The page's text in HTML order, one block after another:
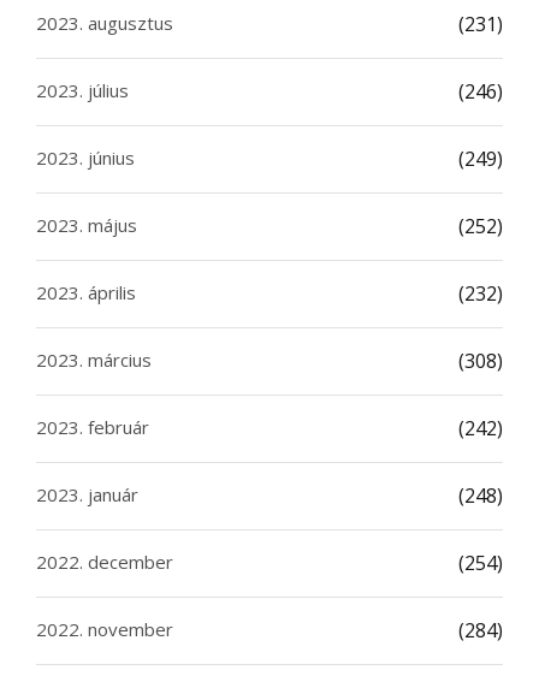
2023. augusztus (231)
2023. július (246)
2023. június (249)
2023. május (252)
2023. április (232)
2023. március (308)
2023. február (242)
2023. január (248)
2022. december (254)
2022. november (284)